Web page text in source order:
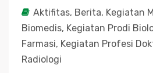
Aktifitas, Berita, Kegiatan
Biomedis, Kegiatan Prodi
Farmasi, Kegiatan Profesi
Radiologi